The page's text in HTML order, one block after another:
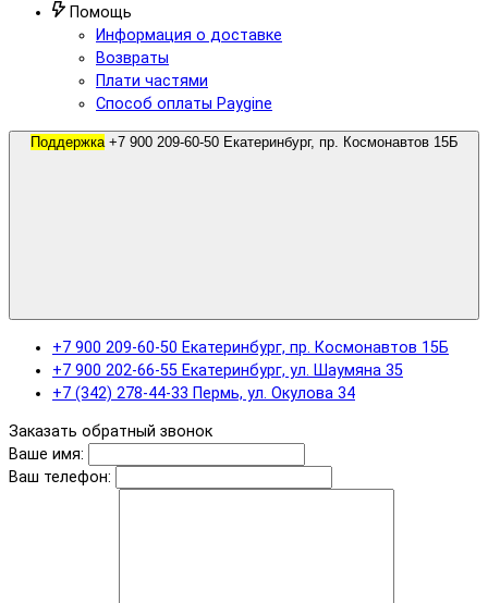
Помощь
Информация о доставке
Возвраты
Плати частями
Способ оплаты Paygine
Поддержка
+7 900 209-60-50 Екатеринбург, пр. Космонавтов 15Б
+7 900 202-66-55 Екатеринбург, ул. Шаумяна 35
+7 (342) 278-44-33 Пермь, ул. Окулова 34
Заказать обратный звонок
Ваше имя:
Ваш телефон: